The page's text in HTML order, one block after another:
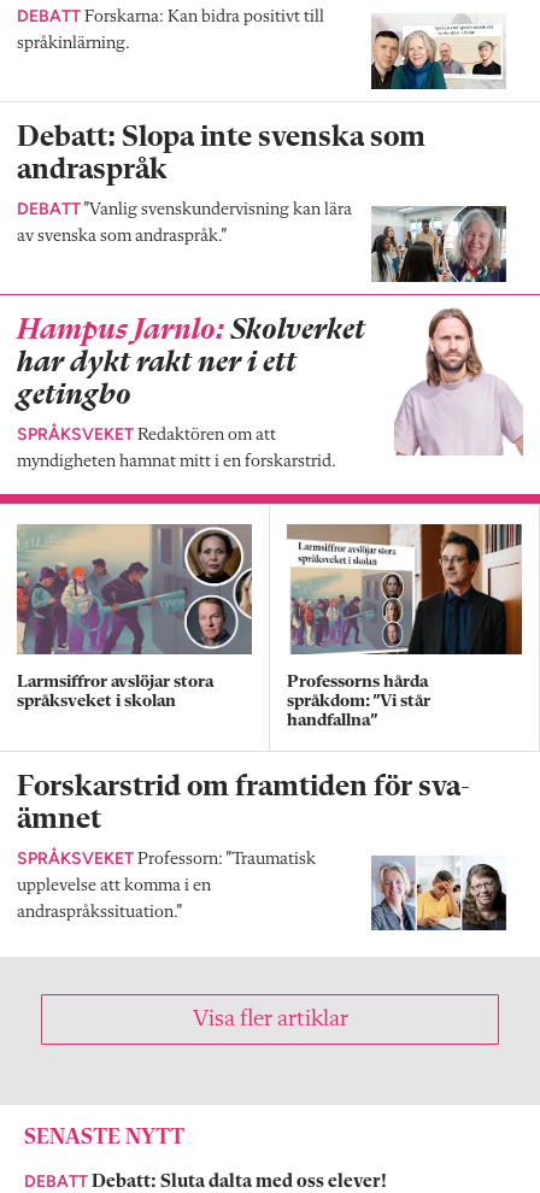
DEBATT Forskarna: Kan bidra positivt till
språkinlärning.
Debatt: Slopa inte svenska som
andraspråk
DEBATT”Vanlig svenskundervisning kan lära
av svenska som andraspråk.”
Hampus Jarnlo: Skolverket
har dykt rakt ner i ett
getingbo
SPRÅKSVEKET Redaktören om att
myndigheten hamnat mitt i en forskarstrid.
Larmsiffror avslöjar stora
språksveket i skolan
Professorns hårda
språkdom: ”Vi står
handfallna”
Forskarstrid om framtiden för sva-
ämnet
SPRÅKSVEKET Professorn: ”Traumatisk
upplevelse att komma i en
andraspråkssituation.”
Visa fler artiklar
SENASTE NYTT
DEBATTDebatt: Sluta dalta med oss elever!